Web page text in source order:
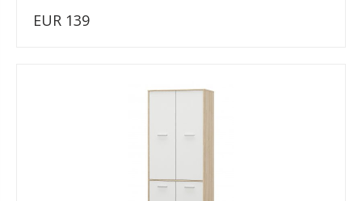
EUR 139